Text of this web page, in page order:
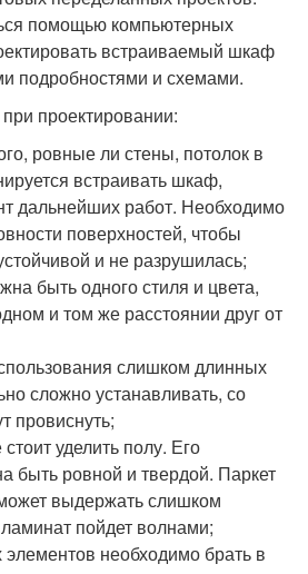
помощью компьютерных
встраиваемый шкаф
подробностями и схемами.
проектировании:
ровные ли стены, потолок в
встраивать шкаф,
дальнейших работ. Необходимо
поверхностей, чтобы
и не разрушилась;
быть одного стиля и цвета,
и том же расстоянии друг от
слишком длинных
сложно устанавливать, со
провиснуть;
уделить полу. Его
быть ровной и твердой. Паркет
выдержать слишком
пойдет волнами;
элементов необходимо брать в